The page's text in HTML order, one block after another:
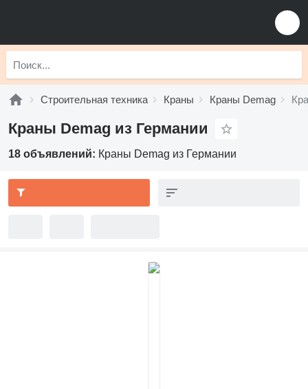
Строительная техника Краны Краны Demag
Краны Demag из Германии
18 объявлений: Краны Demag из Германии